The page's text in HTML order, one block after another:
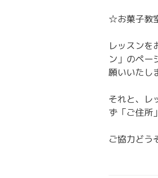
☆お菓子教
レッスンを
ン」のペー
願いいたし
それと、レ
ず「ご住所
ご協力どう